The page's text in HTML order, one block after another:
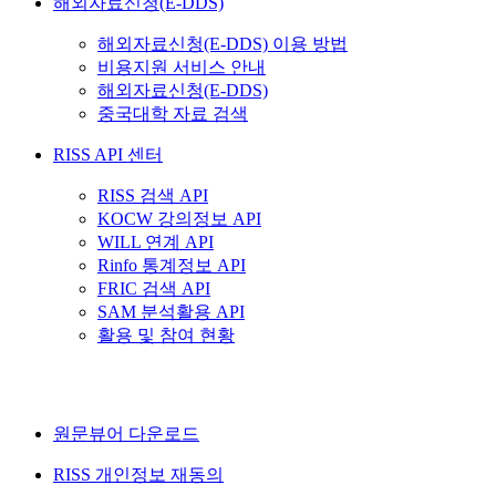
해외자료신청(E-DDS) 이용 방법
비용지원 서비스 안내
해외자료신청(E-DDS)
중국대학 자료 검색
RISS API 센터
RISS 검색 API
KOCW 강의정보 API
WILL 연계 API
Rinfo 통계정보 API
FRIC 검색 API
SAM 분석활용 API
활용 및 참여 현황
원문뷰어 다운로드
RISS 개인정보 재동의